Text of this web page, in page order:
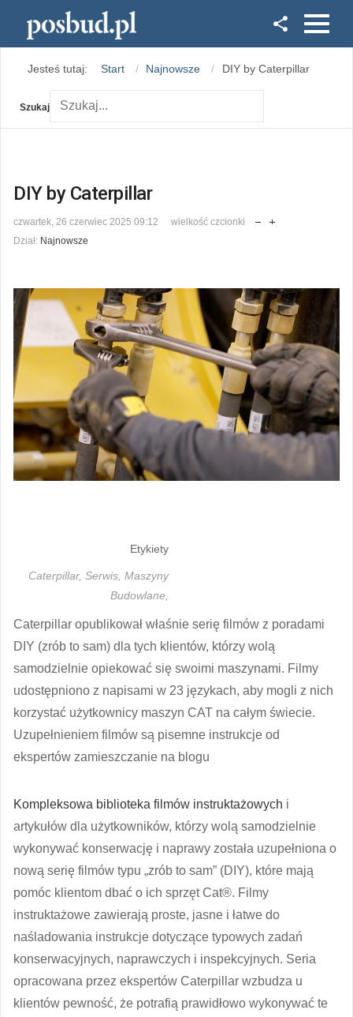
Instagram
Jesteś tutaj: Start Najnowsze DIY by Caterpillar
Szukaj
DIY by Caterpillar
czwartek, 26 czerwiec 2025 09:12
wielkość czcionki
Dział: Najnowsze
Etykiety
Caterpillar, Serwis, Maszyny
Budowlane,
Caterpillar opublikował właśnie serię filmów z poradami
DIY (zrób to sam) dla tych klientów, którzy wolą
samodzielnie opiekować się swoimi maszynami. Filmy
udostępniono z napisami w 23 językach, aby mogli z nich
korzystać użytkownicy maszyn CAT na całym świecie.
Uzupełnieniem filmów są pisemne instrukcje od
ekspertów zamieszczanie na blogu
Kompleksowa biblioteka filmów instruktażowych i
artykułów dla użytkowników, którzy wolą samodzielnie
wykonywać konserwację i naprawy została uzupełniona o
nową serię filmów typu „zrób to sam” (DIY), które mają
pomóc klientom dbać o ich sprzęt Cat®. Filmy
instruktażowe zawierają proste, jasne i łatwe do
naśladowania instrukcje dotyczące typowych zadań
konserwacyjnych, naprawczych i inspekcyjnych. Seria
opracowana przez ekspertów Caterpillar wzbudza u
klientów pewność, że potrafią prawidłowo wykonywać te